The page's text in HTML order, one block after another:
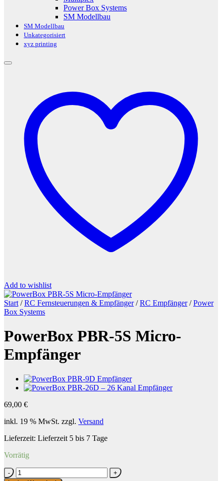
Power Box Systems
SM Modellbau
SM Modellbau
Unkategorisiert
xyz printing
Add to wishlist
Start / RC Fernsteuerungen & Empfänger / RC Empfänger / Power
Box Systems
PowerBox PBR-5S Micro-
Empfänger
69,00 €
inkl. 19 % MwSt. zzgl. Versand
Lieferzeit: Lieferzeit 5 bis 7 Tage
Vorrätig
PowerBox